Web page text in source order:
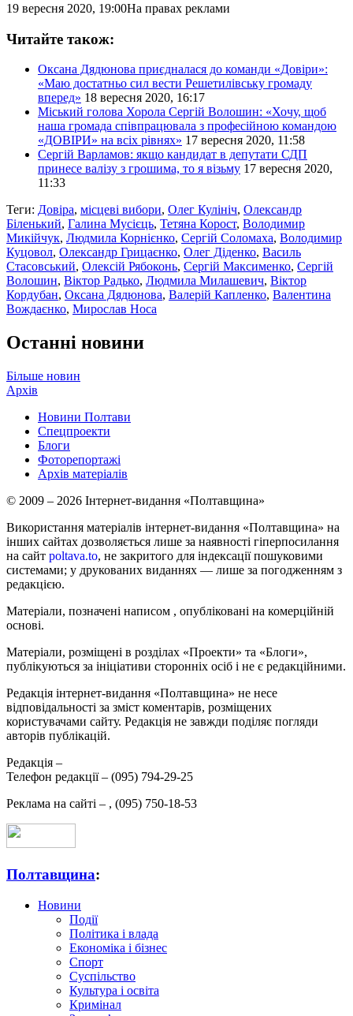
19 вересня 2020, 19:00На правах реклами
Читайте також:
Оксана Дядюнова приєдналася до команди «Довіри»:
«Маю достатньо сил вести Решетилівську громаду
вперед» 18 вересня 2020, 16:17
Міський голова Хорола Сергій Волошин: «Хочу, щоб
наша громада співпрацювала з професійною командою
«ДОВІРИ» на всіх рівнях» 17 вересня 2020, 11:58
Сергій Варламов: якщо кандидат в депутати СДП
принесе валізу з грошима, то я візьму 17 вересня 2020,
11:33
Теги: Довіра, місцеві вибори, Олег Кулініч, Олександр
Біленький, Галина Мусієць, Тетяна Корост, Володимир
Микійчук, Людмила Корнієнко, Сергій Соломаха, Володимир
Куцовол, Олександр Грицаєнко, Олег Діденко, Василь
Стасовський, Олексій Рябоконь, Сергій Максименко, Сергій
Волошин, Віктор Радько, Людмила Милашевич, Віктор
Кордубан, Оксана Дядюнова, Валерій Капленко, Валентина
Вождаєнко, Мирослав Носа
Останні новини
Більше новин
Архів
Новини Полтави
Спецпроекти
Блоги
Фоторепортажі
Архів матеріалів
© 2009 – 2026 Інтернет-видання «Полтавщина»
Використання матеріалів інтернет-видання «Полтавщина» на
інших сайтах дозволяється лише за наявності гіперпосилання
на сайт poltava.to, не закритого для індексації пошуковими
системами; у друкованих виданнях — лише за погодженням з
редакцією.
Матеріали, позначені написом , опубліковані на комерційній
основі.
Матеріали, розміщені в розділах «Проекти» та «Блоги»,
публікуються за ініціативи сторонніх осіб і не є редакційними.
Редакція інтернет-видання «Полтавщина» не несе
відповідальності за зміст коментарів, розміщених
користувачами сайту. Редакція не завжди поділяє погляди
авторів публікацій.
Редакція –
Телефон редакції – (095) 794-29-25
Реклама на сайті – , (095) 750-18-53
Полтавщина:
Новини
Події
Політика і влада
Економіка і бізнес
Спорт
Суспільство
Культура і освіта
Кримінал